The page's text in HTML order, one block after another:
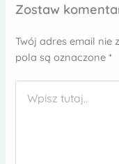
Zostaw
Twój adres email nie
pola są oznaczone*
Wpisz
tutaj..